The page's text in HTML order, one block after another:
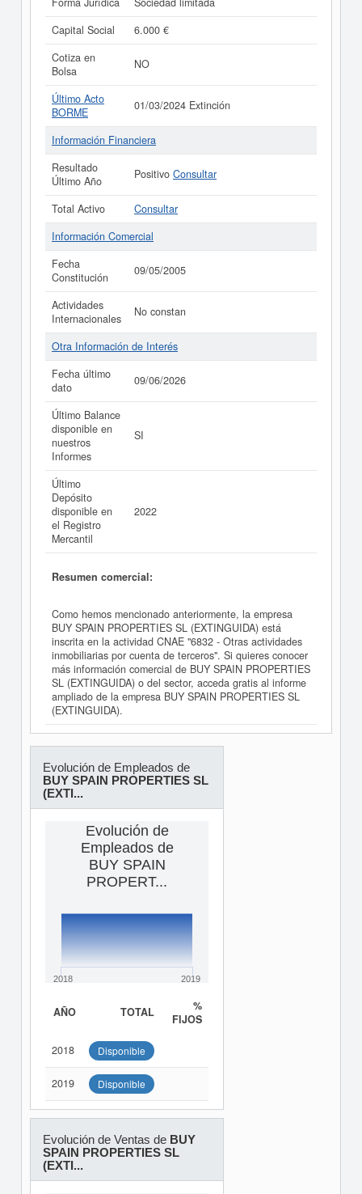
Capital Social
6.000 €
Cotiza en
Bolsa
NO
Último Acto
BORME
01/03/2024 Extinción
Información Financiera
Resultado
Último Año
Positivo Consultar
Total Activo
Consultar
Información Comercial
Fecha
Constitución
09/05/2005
Actividades
Internacionales
No constan
Otra Información de Interés
Fecha último
dato
09/06/2026
Último Balance
disponible en
nuestros
Informes
SI
Último
Depósito
disponible en
el Registro
Mercantil
2022
Resumen comercial:
Como hemos mencionado anteriormente, la empresa
BUY SPAIN PROPERTIES SL (EXTINGUIDA) está
inscrita en la actividad CNAE "6832 - Otras actividades
inmobiliarias por cuenta de terceros". Si quieres conocer
más información comercial de BUY SPAIN PROPERTIES
SL (EXTINGUIDA) o del sector, acceda gratis al informe
ampliado de la empresa BUY SPAIN PROPERTIES SL
(EXTINGUIDA).
Evolución de Empleados de
BUY SPAIN PROPERTIES SL
(EXTI...
Evolución de
Empleados de
BUY SPAIN
PROPERT...
2018 2019
AÑO TOTAL
%
FIJOS
2018 Disponible
2019 Disponible
Evolución de Ventas de BUY
SPAIN PROPERTIES SL
(EXTI...